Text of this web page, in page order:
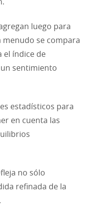
luego para
menudo se compara
el índice de
sentimiento
estadísticos para
en cuenta las
no sólo
refinada de la